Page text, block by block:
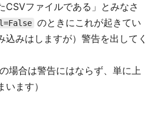
CSVファイルである」とみなさ
のときにこれが起きてい
込みはしますが）警告を出してく
の場合は警告にはならず、単に上
ます）